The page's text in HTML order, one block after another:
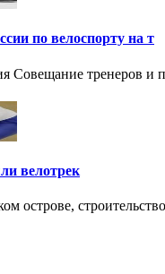
по велоспорту на т
тренеров и
велотрек
острове,